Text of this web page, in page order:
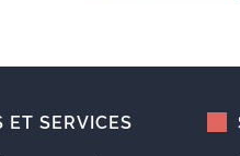
ET SERVICES